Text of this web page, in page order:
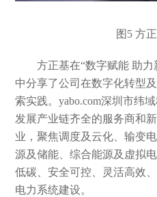
图5 方
方正基在“数字赋能 助
中分享了公司在数字化转型
索实践。yabo.com深圳市纬
发展产业链齐全的服务商和
业，聚焦调度及云化、输变
源及储能、综合能源及虚拟
低碳、安全可控、灵活高效
电力系统建设。